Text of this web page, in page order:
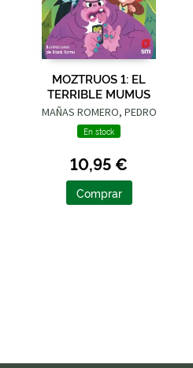
MOZTRUOS 1: EL
TERRIBLE MUMUS
MAÑAS ROMERO, PEDRO
En stock
10,95 €
Comprar